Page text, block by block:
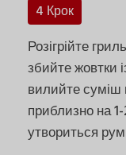
4 Крок
Розігрійте
збийте жовтки
вилийте суміш
приблизно на
утвориться